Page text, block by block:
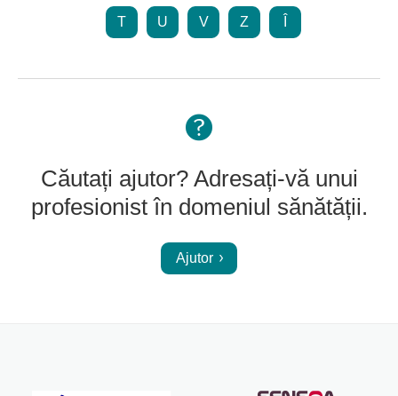
T U V Z
Căutați ajutor? Adresați-vă unui
profesionist în domeniul sănătății.
Ajutor